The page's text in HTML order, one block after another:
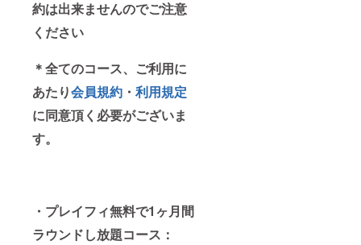
約は出来ませんのでご注意
ください
＊全てのコース、ご利用に
あたり会員規約 ・ 利用規定
に同意頂く必要がございま
す。
・プレイフィ無料で1ヶ月間
ラウンドし放題コース：